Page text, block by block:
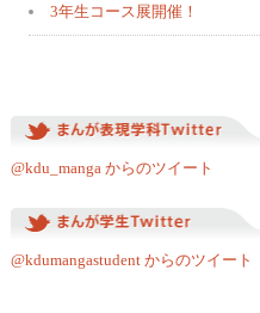
3年生コース展開催！
@kdu_manga からのツイート
@kdumangastudent からのツイート